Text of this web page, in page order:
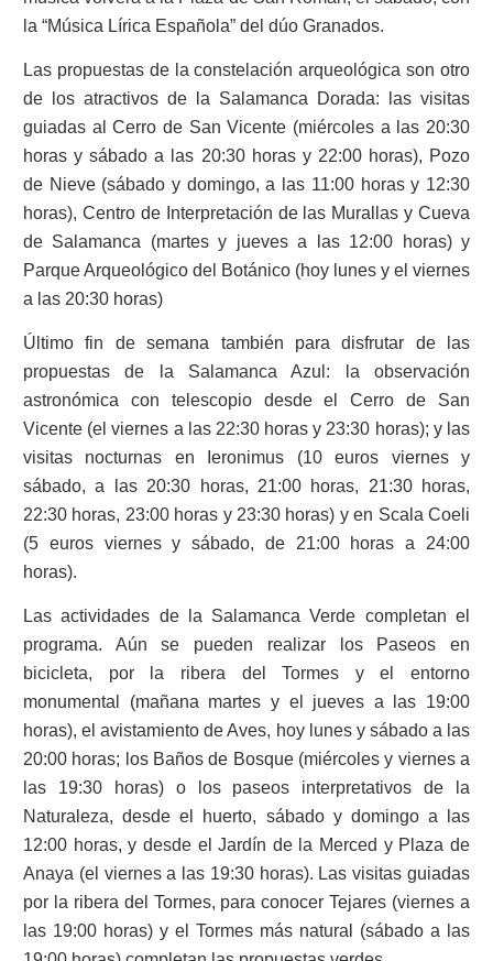
la “Música Lírica Española” del dúo Granados.
Las propuestas de la constelación arqueológica son otro
de los atractivos de la Salamanca Dorada: las visitas
guiadas al Cerro de San Vicente (miércoles a las 20:30
horas y sábado a las 20:30 horas y 22:00 horas), Pozo
de Nieve (sábado y domingo, a las 11:00 horas y 12:30
horas), Centro de Interpretación de las Murallas y Cueva
de Salamanca (martes y jueves a las 12:00 horas) y
Parque Arqueológico del Botánico (hoy lunes y el viernes
a las 20:30 horas)
Último fin de semana también para disfrutar de las
propuestas de la Salamanca Azul: la observación
astronómica con telescopio desde el Cerro de San
Vicente (el viernes a las 22:30 horas y 23:30 horas); y las
visitas nocturnas en Ieronimus (10 euros viernes y
sábado, a las 20:30 horas, 21:00 horas, 21:30 horas,
22:30 horas, 23:00 horas y 23:30 horas) y en Scala Coeli
(5 euros viernes y sábado, de 21:00 horas a 24:00
horas).
Las actividades de la Salamanca Verde completan el
programa. Aún se pueden realizar los Paseos en
bicicleta, por la ribera del Tormes y el entorno
monumental (mañana martes y el jueves a las 19:00
horas), el avistamiento de Aves, hoy lunes y sábado a las
20:00 horas; los Baños de Bosque (miércoles y viernes a
las 19:30 horas) o los paseos interpretativos de la
Naturaleza, desde el huerto, sábado y domingo a las
12:00 horas, y desde el Jardín de la Merced y Plaza de
Anaya (el viernes a las 19:30 horas). Las visitas guiadas
por la ribera del Tormes, para conocer Tejares (viernes a
las 19:00 horas) y el Tormes más natural (sábado a las